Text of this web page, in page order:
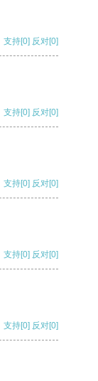
支持[0] 反对[0]
支持[0] 反对[0]
支持[0] 反对[0]
支持[0] 反对[0]
支持[0] 反对[0]